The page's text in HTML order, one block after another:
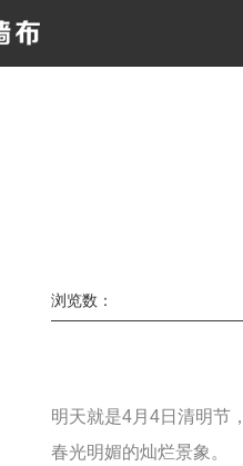
浏览数：
明天就是4月4日清明节
春光明媚的灿烂景象。